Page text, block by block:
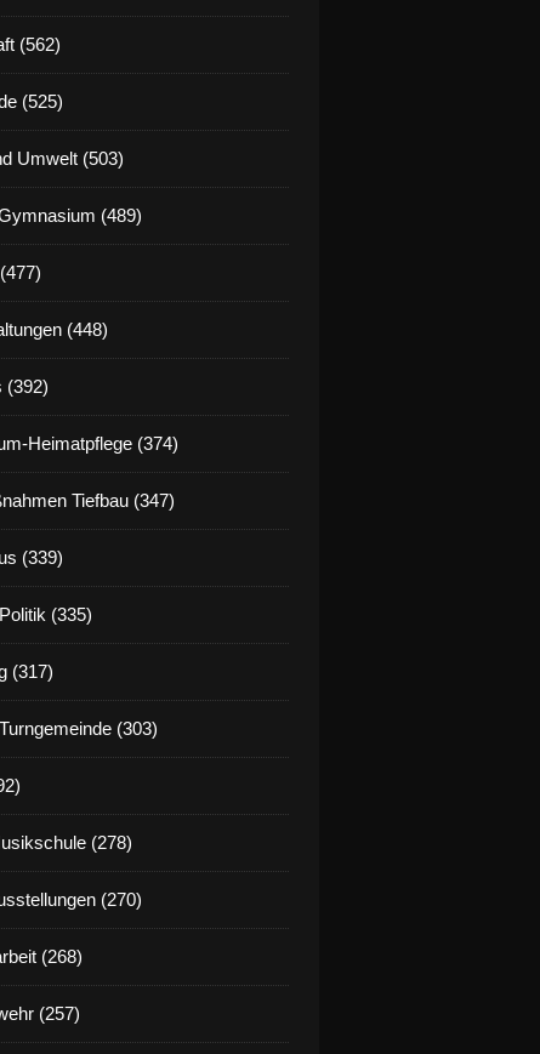
(562)
(525)
Umwelt (503)
(489)
(448)
(392)
Heimatpflege (374)
Tiefbau (347)
(339)
(335)
(317)
(303)
(278)
(270)
(268)
(257)